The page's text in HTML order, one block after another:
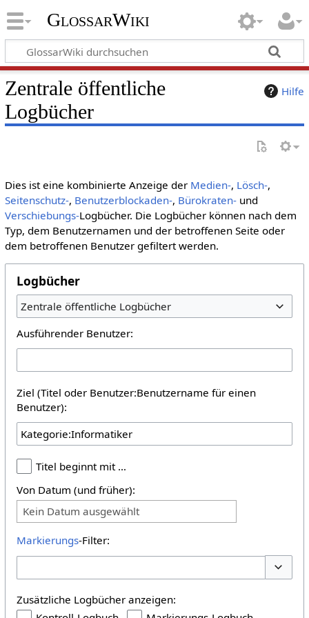
GlossarWiki
Hilfe
Zentrale öffentliche
Logbücher
Dies ist eine kombinierte Anzeige der Medien-, Lösch-,
Seitenschutz-, Benutzerblockaden-, Bürokraten-und
Verschiebungs-Logbücher. Die Logbücher können nach dem
Typ, dem Benutzernamen und der betroffenen Seite oder
dem betroffenen Benutzer gefiltert werden.
Logbücher
Zentrale öffentliche Logbücher
Ausführender Benutzer:
Ziel (Titel oder Benutzer:Benutzername für einen
Benutzer):
Titel beginnt mit …
Von Datum (und früher):
Kein Datum ausgewählt
Markierungs-Filter:
Zusätzliche Logbücher anzeigen: